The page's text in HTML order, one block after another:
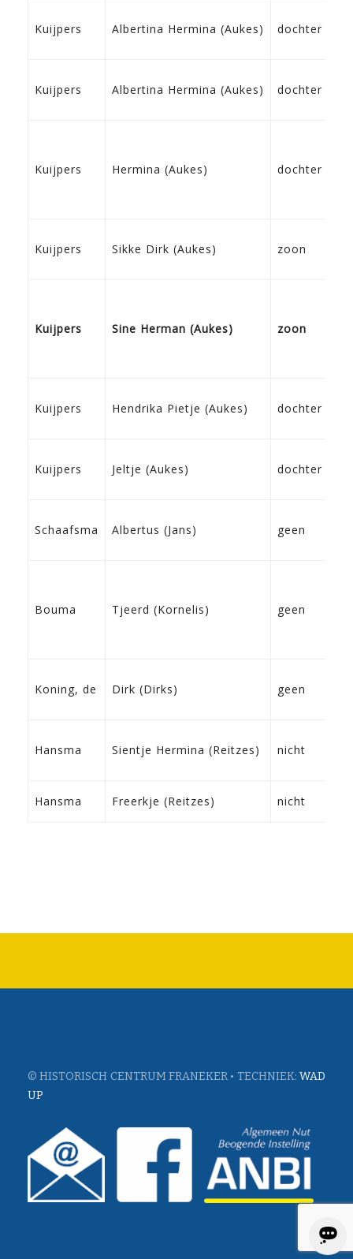
Kuijpers Albertina Hermina (Aukes) dochter
Kuijpers Albertina Hermina (Aukes) dochter
Kuijpers Hermina (Aukes) dochter
Kuijpers Sikke Dirk (Aukes) zoon
Kuijpers Sine Herman (Aukes) zoon
Kuijpers Hendrika Pietje (Aukes) dochter
Kuijpers Jeltje (Aukes) dochter
Schaafsma Albertus (Jans) geen
Bouma Tjeerd (Kornelis) geen
Koning, de Dirk (Dirks) geen
Hansma Sientje Hermina (Reitzes) nicht
Hansma Freerkje (Reitzes) nicht
© HISTORISCH CENTRUM FRANEKER • TECHNIEK: WAD
UP